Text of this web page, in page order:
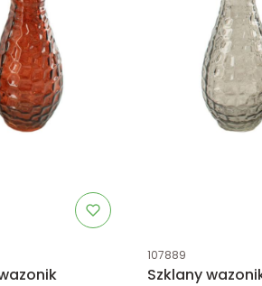
Kod produktu
107889
Szklany